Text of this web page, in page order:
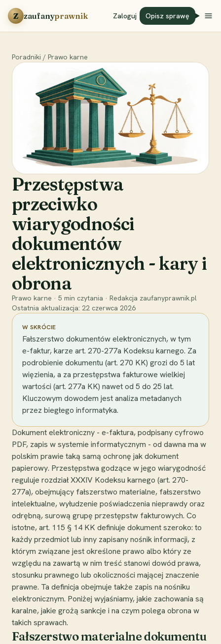
Przejdź do treści
Z zaufanyprawnik Zaloguj Opisz sprawę
Poradniki / Prawo karne
Przestępstwa
przeciwko
wiarygodności
dokumentów
elektronicznych - kary i
obrona
Prawo karne · 5 min czytania · Redakcja zaufanyprawnik.pl
Ostatnia aktualizacja: 22 czerwca 2026
W SKRÓCIE
Fałszerstwo dokumentów elektronicznych, w tym
e-faktur, karze art. 270-277a Kodeksu karnego. Za
podrobienie dokumentu (art. 270 KK) grozi do 5 lat
więzienia, a za przestępstwa fakturowe wielkiej
wartości (art. 277a KK) nawet od 5 do 25 lat.
Kluczowym dowodem jest analiza metadanych
przez biegłego informatyka.
Dokument elektroniczny - e-faktura, podpisany cyfrowo
PDF, zapis w systemie informatycznym - od dawna ma w
polskim prawie taką samą ochronę jak dokument
papierowy. Przestępstwa godzące w jego wiarygodność
reguluje rozdział XXXIV Kodeksu karnego (art. 270-
277a), obejmujący fałszerstwo materialne, fałszerstwo
intelektualne, wyłudzenie poświadczenia nieprawdy oraz
odrębną, surową grupę przestępstw fakturowych. Co
istotne, art. 115 § 14 KK definiuje dokument szeroko: to
każdy przedmiot lub inny zapisany nośnik informacji, z
którym związane jest określone prawo albo który ze
względu na zawartą w nim treść stanowi dowód prawa,
stosunku prawnego lub okoliczności mającej znaczenie
prawne. Ta definicja obejmuje także zapis na nośniku
elektronicznym. Poniżej wyjaśniamy, jakie zachowania są
karalne, jakie grożą sankcje i na czym polega obrona w
takich sprawach.
Fałszerstwo materialne dokumentu